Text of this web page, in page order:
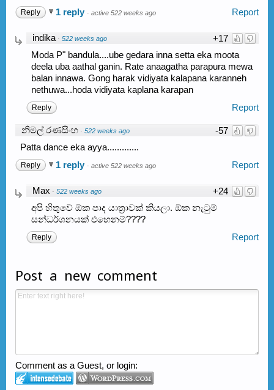
Report
Reply 1 reply · active 522 weeks ago
+17
indika · 522 weeks ago
Moda P" bandula....ube gedara inna setta eka moota
deela uba aathal ganin. Rate anaagatha parapura mewa
balan innawa. Gong harak vidiyata kalapana karanneh
nethuwa...hoda vidiyata kaplana karapan
Report
Reply
-57
නිමල් රණසිංහ · 522 weeks ago
Patta dance eka ayya.............
Report
Reply 1 reply · active 522 weeks ago
+24
Max · 522 weeks ago
අපි හිතුවේ ඕක පාද යාත්‍රාවක් කියලා. ඕක නැටුම්
සන්ධර්ශනයක් එහෙනම්????
Report
Reply
Post a new comment
Comment as a Guest, or login: